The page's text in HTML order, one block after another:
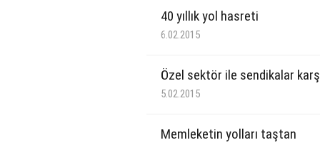
40 yıllık yol hasreti
6.02.2015
Özel sektör ile sendikalar
5.02.2015
Memleketin yolları taştan